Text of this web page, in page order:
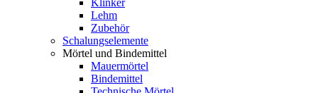
Klinker
Lehm
Zubehör
Schalungselemente
Mörtel und Bindemittel
Mauermörtel
Bindemittel